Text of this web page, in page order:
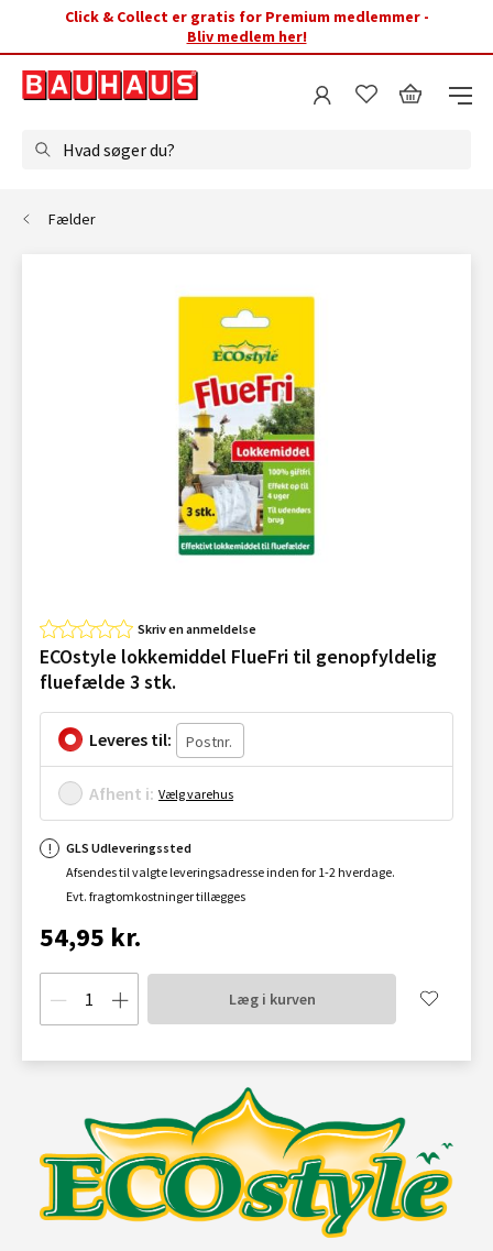
Click & Collect er gratis for Premium medlemmer -
Bliv medlem her!
Hvad søger du?
Fælder
Skriv en anmeldelse
ECOstyle lokkemiddel FlueFri til genopfyldelig
fluefælde 3 stk.
Leveres til:
Afhent i: Vælg varehus
GLS Udleveringssted
Afsendes til valgte leveringsadresse inden for 1-2 hverdage.
Evt. fragtomkostninger tillægges
54,95 kr.
Læg i kurven